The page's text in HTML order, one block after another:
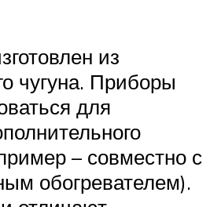
из
чугуна. Приборы
для
– совместно с
обогревателем).